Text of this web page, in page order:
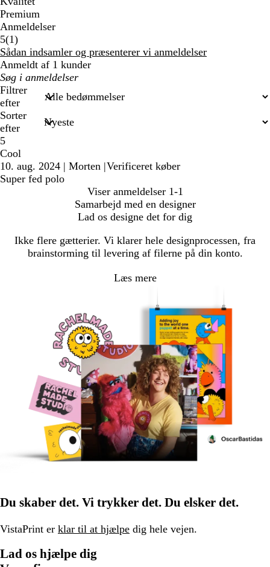
Premium
Anmeldelser
5(11
anmeldelser
)
Sådan indsamler og præsenterer vi anmeldelser
Anmeldt af 1 kunder
Min
søgetekst
Filtrer
efter
Sorter
efter
5
Cool
10. aug. 2024 | Morten |Verificeret køber
Super fed polo
Viser anmeldelser 1-1
Samarbejd med en designer
Lad os designe det for dig
Ikke flere gætterier. Vi klarer hele designprocessen, fra
brainstorming til levering af filerne på din konto.
Læs mere
Du skaber det. Vi trykker det. Du elsker det.
VistaPrint er klar til at hjælpe dig hele vejen.
Lad os hjælpe dig